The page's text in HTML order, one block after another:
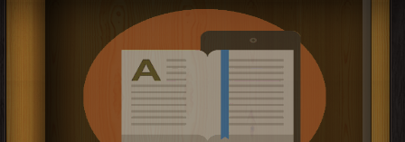
كتاب رسالة حقيقة الحِجاب والغيرة على
الأعراض PDF